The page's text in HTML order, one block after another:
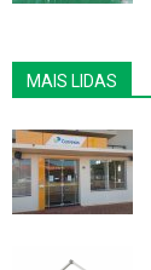
MAIS LIDAS